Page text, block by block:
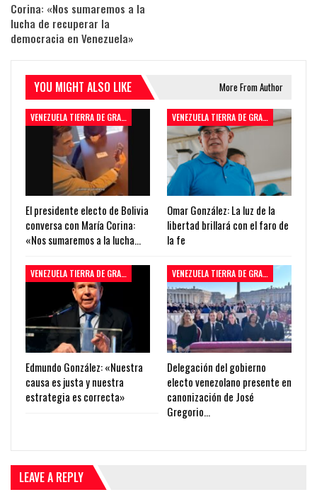
Corina: «Nos sumaremos a la
lucha de recuperar la
democracia en Venezuela»
YOU MIGHT ALSO LIKE More From Author
VENEZUELA TIERRA DE GRACIA
El presidente electo de Bolivia
conversa con María Corina:
«Nos sumaremos a la lucha…
VENEZUELA TIERRA DE GRACIA
Omar González: La luz de la
libertad brillará con el faro de
la fe
VENEZUELA TIERRA DE GRACIA
Edmundo González: «Nuestra
causa es justa y nuestra
estrategia es correcta»
VENEZUELA TIERRA DE GRACIA
Delegación del gobierno
electo venezolano presente en
canonización de José
Gregorio…
LEAVE A REPLY